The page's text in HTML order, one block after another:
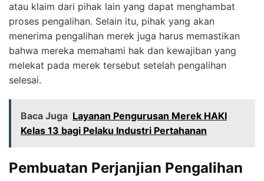
atau klaim dari pihak lain yang dapat menghambat
proses pengalihan. Selain itu, pihak yang akan
menerima pengalihan merek juga harus memastikan
bahwa mereka memahami hak dan kewajiban yang
melekat pada merek tersebut setelah pengalihan
selesai.
Baca Juga Layanan Pengurusan Merek HAKI
Kelas 13 bagi Pelaku Industri Pertahanan
Pembuatan Perjanjian Pengalihan